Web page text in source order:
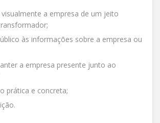
visualmente a empresa de um jeito
às informações sobre a empresa ou
a empresa presente junto ao
prática e concreta;